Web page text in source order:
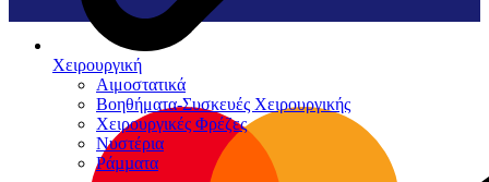
Χειρουργική
Αιμοστατικά
Βοηθήματα-Συσκευές Χειρουργικής
Χειρουργικές Φρέζες
Νυστέρια
Ράµµατα